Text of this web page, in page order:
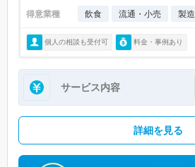
得意業種 飲食 流通・小売 製造
個人の相談も受付可 料金・事例あり
サービス内容
詳細を見る